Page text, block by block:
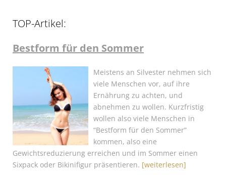
TOP-Artikel:
Bestform für den Sommer
Meistens an Silvester nehmen sich
viele Menschen vor, auf ihre
Ernährung zu achten, und
abnehmen zu wollen. Kurzfristig
wollen also viele Menschen in
“Bestform für den Sommer”
kommen, also eine
Gewichtsreduzierung erreichen und im Sommer einen
Sixpack oder Bikinifigur präsentieren. [weiterlesen]